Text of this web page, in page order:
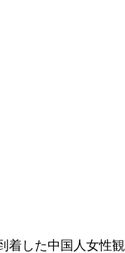
着した中国人女性